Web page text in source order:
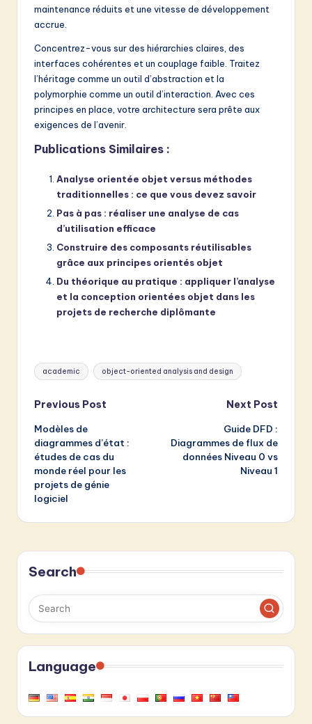
maintenance réduits et une vitesse de développement
accrue.
Concentrez-vous sur des hiérarchies claires, des
interfaces cohérentes et un couplage faible. Traitez
l’héritage comme un outil d’abstraction et la
polymorphie comme un outil d’interaction. Avec ces
principes en place, votre architecture sera prête aux
exigences de l’avenir.
Publications Similaires :
Analyse orientée objet versus méthodes
traditionnelles : ce que vous devez savoir
Pas à pas : réaliser une analyse de cas
d’utilisation efficace
Construire des composants réutilisables
grâce aux principes orientés objet
Du théorique au pratique : appliquer l’analyse
et la conception orientées objet dans les
projets de recherche diplômante
Tags:
academic object-oriented analysis and design
Post
navigation
Previous Post
Modèles de
diagrammes d’état :
études de cas du
monde réel pour les
projets de génie
logiciel
Next Post
Guide DFD :
Diagrammes de flux de
données Niveau 0 vs
Niveau 1
Search
Language